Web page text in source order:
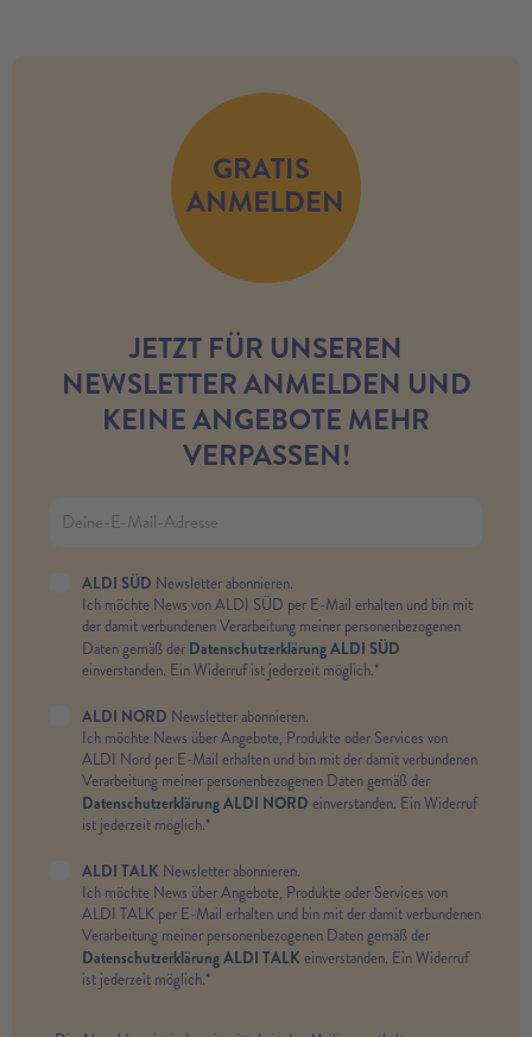
GRATIS
ANMELDEN
JETZT FÜR UNSEREN
NEWSLETTER ANMELDEN UND
KEINE ANGEBOTE MEHR
VERPASSEN!
ALDI SÜD Newsletter abonnieren.
Ich möchte News von ALDI SÜD per E-Mail erhalten und bin mit
der damit verbundenen Verarbeitung meiner personenbezogenen
Daten gemäß der Datenschutzerklärung ALDI SÜD
einverstanden. Ein Widerruf ist jederzeit möglich.*
ALDI NORD Newsletter abonnieren.
Ich möchte News über Angebote, Produkte oder Services von
ALDI Nord per E-Mail erhalten und bin mit der damit verbundenen
Verarbeitung meiner personenbezogenen Daten gemäß der
Datenschutzerklärung ALDI NORD einverstanden. Ein Widerruf
ist jederzeit möglich.*
ALDI TALK Newsletter abonnieren.
Ich möchte News über Angebote, Produkte oder Services von
ALDI TALK per E-Mail erhalten und bin mit der damit verbundenen
Verarbeitung meiner personenbezogenen Daten gemäß der
Datenschutzerklärung ALDI TALK einverstanden. Ein Widerruf
ist jederzeit möglich.*